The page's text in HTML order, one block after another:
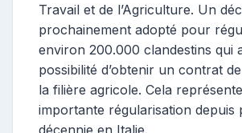
Travail et de l’Agriculture. Un
prochainement adopté pour
environ 200.000 clandestins qui
possibilité d’obtenir un contrat
la filière agricole. Cela
importante régularisation depuis
décennie en Italie.